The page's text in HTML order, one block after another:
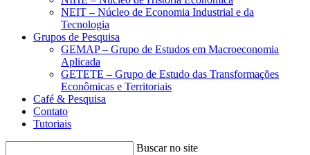
NEIT – Núcleo de Economia Industrial e da
Tecnologia
Grupos de Pesquisa
GEMAP – Grupo de Estudos em Macroeconomia
Aplicada
GETETE – Grupo de Estudo das Transformações
Econômicas e Territoriais
Café & Pesquisa
Contato
Tutoriais
Buscar no site